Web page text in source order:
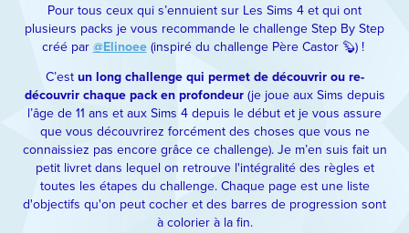
Pour tous ceux qui s’ennuient sur Les Sims 4 et qui ont
plusieurs packs je vous recommande le challenge Step By Step
créé par @Elinoee(inspiré du challenge Père Castor 🦫) !
C’est un long challenge qui permet de découvrir ou re-
découvrir chaque pack en profondeur(je joue aux Sims depuis
l’âge de 11 ans et aux Sims 4 depuis le début et je vous assure
que vous découvrirez forcément des choses que vous ne
connaissiez pas encore grâce ce challenge). Je m’en suis fait un
petit livret dans lequel on retrouve l'intégralité des règles et
toutes les étapes du challenge. Chaque page est une liste
d'objectifs qu'on peut cocher et des barres de progression sont
à colorier à la fin.